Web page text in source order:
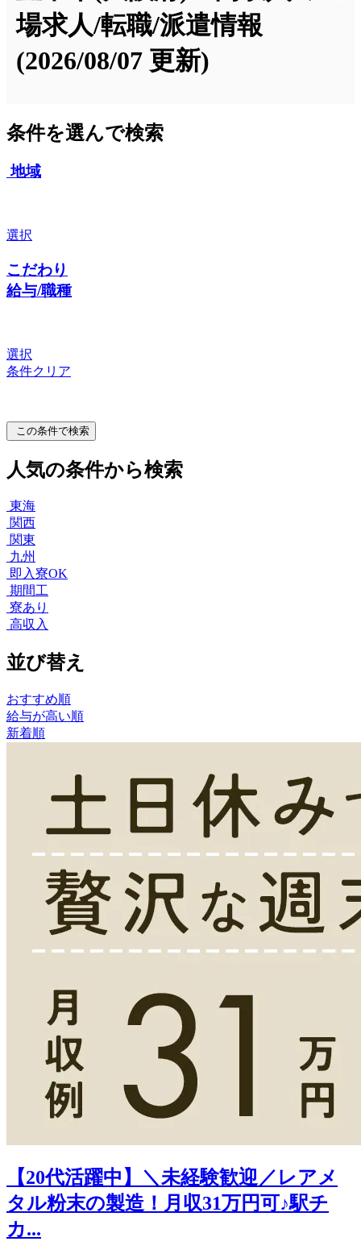
場求人/転職/派遣情報
(2026/08/07 更新)
条件を選んで検索
地域
選択
こだわり
給与/職種
選択
条件クリア
この条件で検索
人気の条件から検索
東海
関西
関東
九州
即入寮OK
期間工
寮あり
高収入
並び替え
おすすめ順
給与が高い順
新着順
【20代活躍中】＼未経験歓迎／レアメ
タル粉末の製造！月収31万円可♪駅チ
カ...